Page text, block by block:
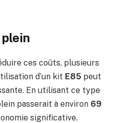
ces coûts, plusieurs
d’un kit E85 peut
En utilisant ce type
passerait à environ 69
significative.